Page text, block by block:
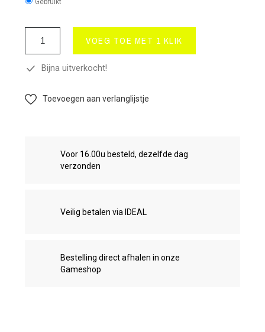
Gebruikt
VOEG TOE MET 1 KLIK
Bijna uitverkocht!
Toevoegen aan verlanglijstje
Voor 16.00u besteld, dezelfde dag
verzonden
Veilig betalen via IDEAL
Bestelling direct afhalen in onze
Gameshop